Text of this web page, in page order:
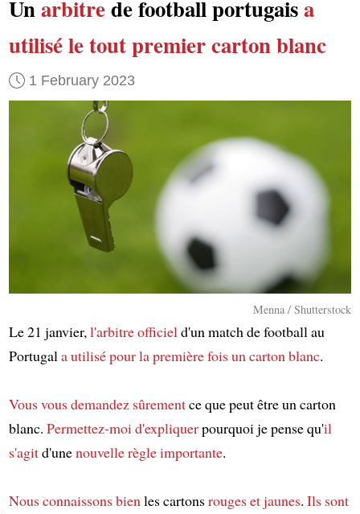
Unarbitrede football portugaisa
utiliséle tout premiercarton blanc
1 February 2023
Menna / Shutterstock
Le 21 janvier,l'arbitre officield'un match de football au
Portugala utilisépour la première foisun carton blanc.
Vous vous demandez sûrementce que peut être un carton
blanc. Permettez-moid'expliquerpourquoi je pense qu'il
s'agitd'unenouvelle règle importante.
Nous connaissons bienles cartonsrouges et jaunes. Ils sont